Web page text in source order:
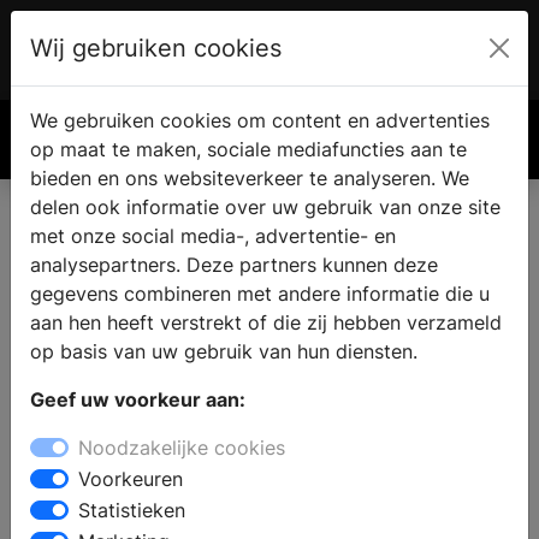
€ 0.00
Complete badkamer kopen in
Siegerswoude
een compleet nieuwe badkamer vindt u inspiratie en
informatie bij de badkamerspecialist. In de showroom
kunt u kiezen uit badkamermeubels in verschillende
stijlen: van modern tot landelijk of klassiek. Laat u
informeren over de verschillende mogelijkheden op het
Wij gebruiken cookies
We gebruiken cookies om content en advertenties
op maat te maken, sociale mediafuncties aan te
bieden en ons websiteverkeer te analyseren. We
delen ook informatie over uw gebruik van onze site
met onze social media-, advertentie- en
analysepartners. Deze partners kunnen deze
gegevens combineren met andere informatie die u
aan hen heeft verstrekt of die zij hebben verzameld
op basis van uw gebruik van hun diensten.
Geef uw voorkeur aan:
Noodzakelijke cookies
Voorkeuren
Statistieken